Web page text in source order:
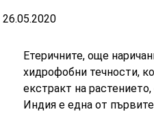
26.05.2020
Етеричните, още
хидрофобни течности,
екстракт на
Индия е една от